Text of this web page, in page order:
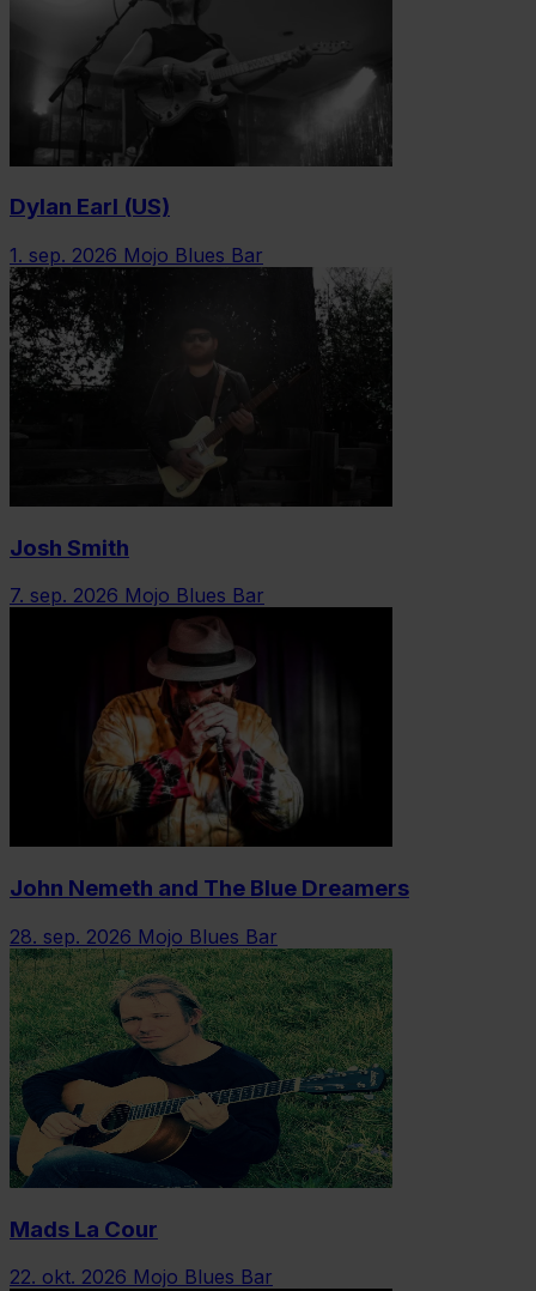
Dylan Earl (US)
1. sep. 2026 Mojo Blues Bar
Josh Smith
7. sep. 2026 Mojo Blues Bar
John Nemeth and The Blue Dreamers
28. sep. 2026 Mojo Blues Bar
Mads La Cour
22. okt. 2026 Mojo Blues Bar